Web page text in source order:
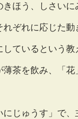
ほう、しさいに
ぞれに応じた
ているという教
茶を飲み、「
じゅうす」で